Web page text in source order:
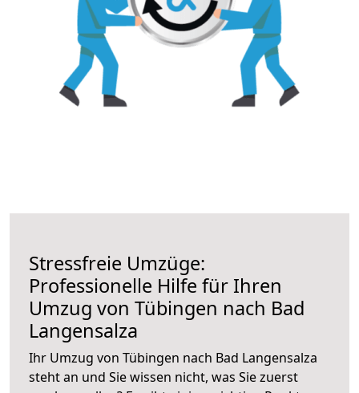
Stressfreie Umzüge:
Professionelle Hilfe für Ihren
Umzug von Tübingen nach Bad
Langensalza
Ihr Umzug von Tübingen nach Bad Langensalza
steht an und Sie wissen nicht, was Sie zuerst